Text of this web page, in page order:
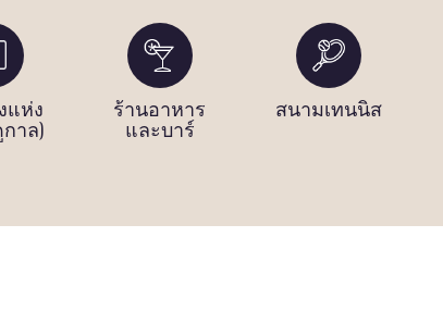
แห่ง
าล)
ร้านอาหาร
และบาร์
สนามเทนนิส